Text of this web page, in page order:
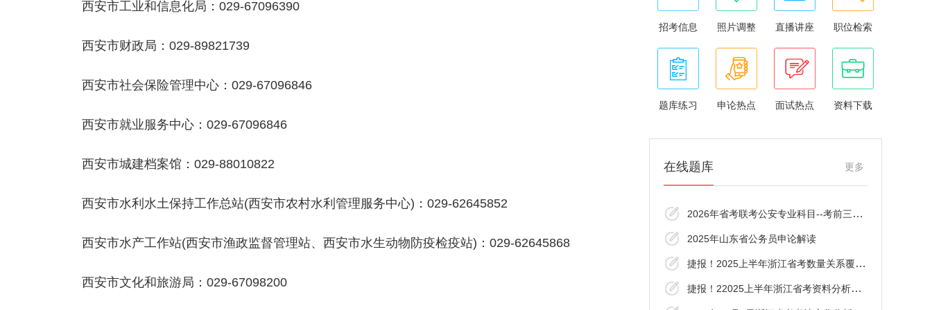
西安市工业和信息化局：029-67096390
西安市财政局：029-89821739
西安市社会保险管理中心：029-67096846
西安市就业服务中心：029-67096846
西安市城建档案馆：029-88010822
西安市水利水土保持工作总站(西安市农村水利管理服务中心)：029-62645852
西安市水产工作站(西安市渔政监督管理站、西安市水生动物防疫检疫站)：029-62645868
西安市文化和旅游局：029-67098200
招考信息 照片调整 直播讲座 职位检索
题库练习 申论热点 面试热点 资料下载
更多
在线题库
2026年省考联考公安专业科目--考前三十分资
2025年山东省公务员申论解读
捷报！2025上半年浙江省考数量关系覆盖了！
捷报！22025上半年浙江省考资料分析覆盖了